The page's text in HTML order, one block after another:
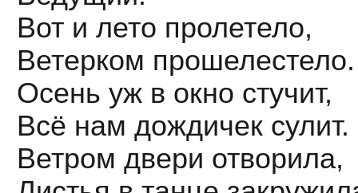
Вот и лето пролетело,
Ветерком прошелестело.
Осень уж в окно стучит,
Всё нам дождичек сулит.
Ветром двери отворила,